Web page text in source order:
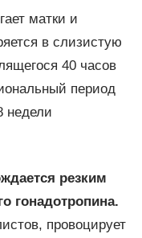
матки и
в слизистую
40 часов
период
недели
резким
гонадотропина.
провоцирует